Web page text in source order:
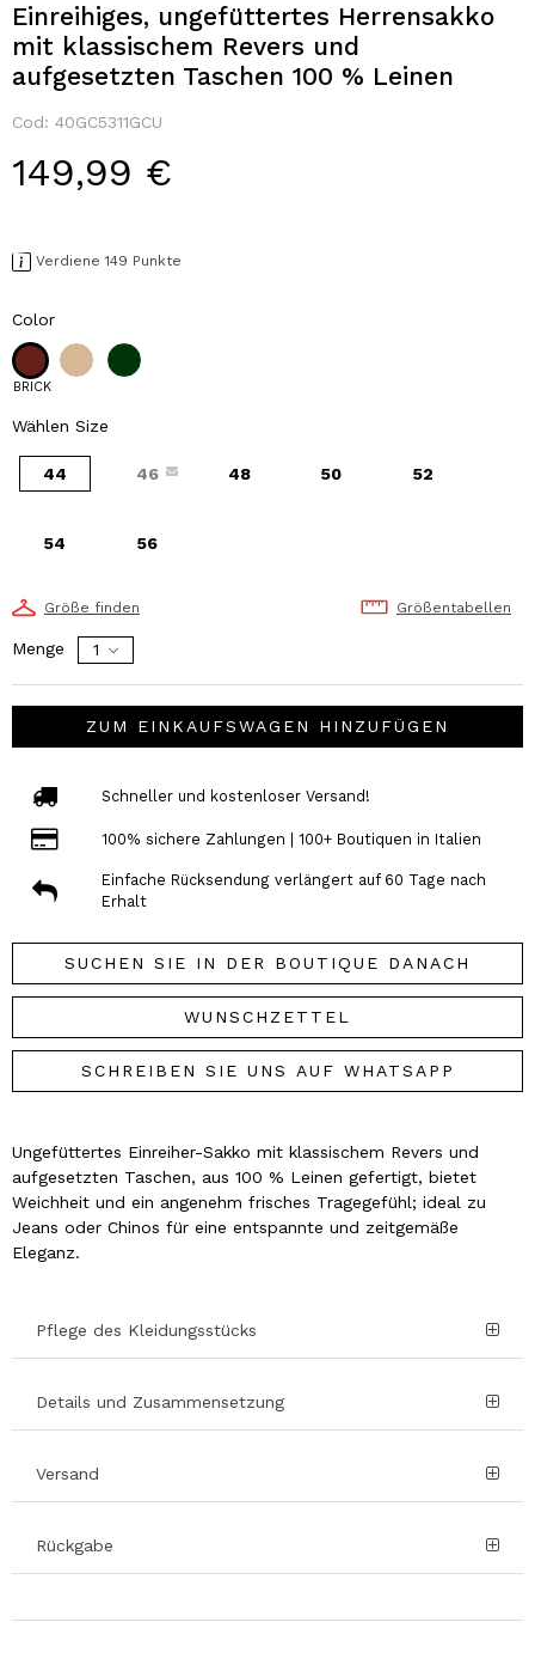
Einreihiges, ungefüttertes Herrensakko
mit klassischem Revers und
aufgesetzten Taschen 100 % Leinen
Cod: 40GC5311GCU
149,99 €
Verdiene 149 Punkte
Color
BRICK
Wählen Size
44 46 48 50 52
54 56
Größe finden Größentabellen
Menge
ZUM EINKAUFSWAGEN HINZUFÜGEN
Schneller und kostenloser Versand!
100% sichere Zahlungen | 100+ Boutiquen in Italien
Einfache Rücksendung verlängert auf 60 Tage nach
Erhalt
SUCHEN SIE IN DER BOUTIQUE DANACH
WUNSCHZETTEL
SCHREIBEN SIE UNS AUF WHATSAPP
Ungefüttertes Einreiher-Sakko mit klassischem Revers und
aufgesetzten Taschen, aus 100 % Leinen gefertigt, bietet
Weichheit und ein angenehm frisches Tragegefühl; ideal zu
Jeans oder Chinos für eine entspannte und zeitgemäße
Eleganz.
Pflege des Kleidungsstücks
Details und Zusammensetzung
Versand
Rückgabe